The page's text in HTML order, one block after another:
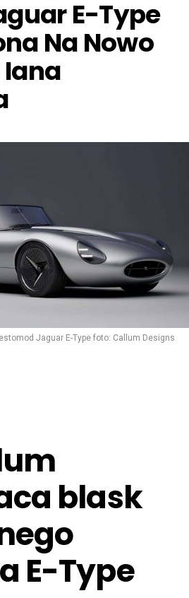
E-Type
Na Nowo
Iana
Jaguar E-Type foto: Callum Designs
blask
E-Type